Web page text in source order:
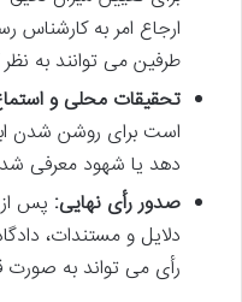
ارجاع امر به کارشناس
طرفین می توانند به
تحقیقات محلی و
است برای روشن شدن
دهد یا شهود معرفی
صدور رأی نهایی: پس
دلایل و مستندات،
رأی می تواند به صورت